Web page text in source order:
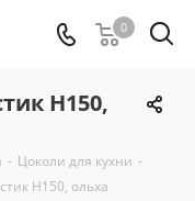
0
Н150,
- Цоколи для кухни -
Н150, ольха